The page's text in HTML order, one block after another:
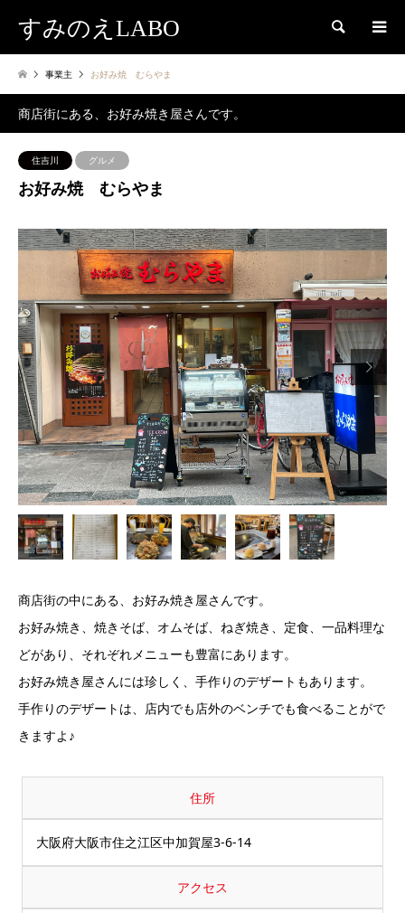
すみのえLABO 検索
事業主 お好み焼 むらやま
商店街にある、お好み焼き屋さんです。
住吉川 グルメ
お好み焼 むらやま

商店街の中にある、お好み焼き屋さんです。
お好み焼き、焼きそば、オムそば、ねぎ焼き、定食、一品料理な
どがあり、それぞれメニューも豊富にあります。
お好み焼き屋さんには珍しく、手作りのデザートもあります。
手作りのデザートは、店内でも店外のベンチでも食べることがで
きますよ♪
住所
大阪府大阪市住之江区中加賀屋3-6-14
アクセス